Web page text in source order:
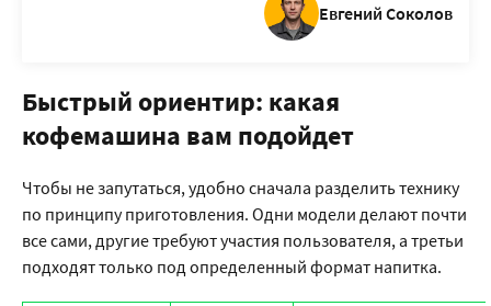
Евгений Соколов
Быстрый ориентир: какая
кофемашина вам подойдет
Чтобы не запутаться, удобно сначала разделить технику
по принципу приготовления. Одни модели делают почти
все сами, другие требуют участия пользователя, а третьи
подходят только под определенный формат напитка.